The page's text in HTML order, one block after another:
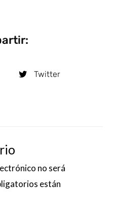
Twitter
no será
están